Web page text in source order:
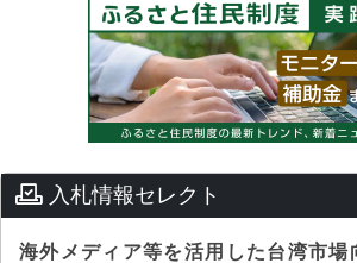
入札情報セレクト
海外メディア等を活用した台湾市場